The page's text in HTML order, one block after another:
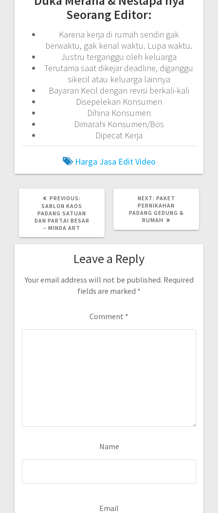
Seorang Editor:
Karena kerja di rumah sendiri gak
berwaktu, gak kenal waktu. Lupa waktu.
Justru terganggu oleh keluarga
Terutama saat dikejar deadline, diganggu
sikecil atau keluarga lainnya
Bayaran Kecil dengan revisi berkali-kali
Disepelekan Konsumen
Dihina Konsumen
Dimarahi Konsumen/Bos
Dipecat Kerja
Harga Jasa Edit Video
PREVIOUS:
POST:
SABLON KAOS
PADANG SATUAN
DAN PARTAI BESAR
– MINDA ART
NEXT: NEXT
POST:
PAKET
PERNIKAHAN
PADANG GEDUNG &
RUMAH
Leave a Reply
Your email address will not be published. Required
fields are marked *
Comment *
Name
Email